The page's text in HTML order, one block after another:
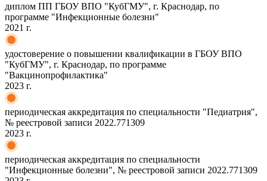
диплом ПП ГБОУ ВПО "КубГМУ", г. Краснодар, по
программе "Инфекционные болезни"
2021 г.
удостоверение о повышении квалификации в ГБОУ ВПО
"КубГМУ", г. Краснодар, по программе
"Вакцинопрофилактика"
2023 г.
периодическая аккредитация по специальности "Педиатрия",
№ реестровой записи 2022.771309
2023 г.
периодическая аккредитация по специальности
"Инфекционные болезни", № реестровой записи 2022.771309